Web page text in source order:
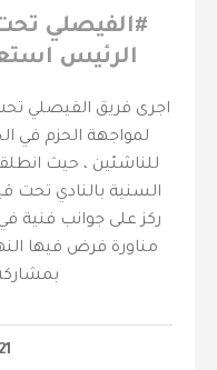
الرئيس
لمواجهة الحزم في
للناشئين ، حيث
السنية بالنادي تحت
ركز على جوانب فنية
مناورة فرض فيها